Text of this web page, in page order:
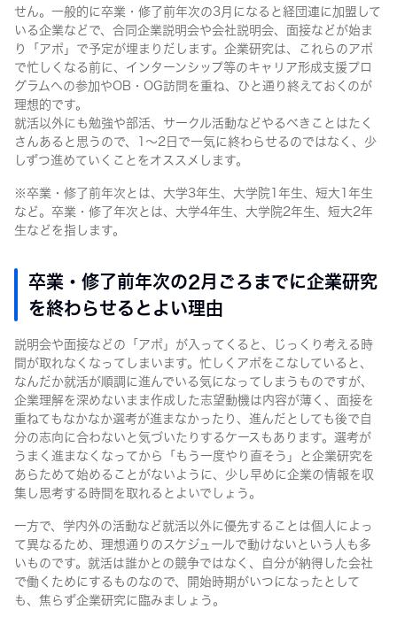
せん。一般的に卒業・修了前年次の3月になると経団連に加盟して
いる企業などで、合同企業説明会や会社説明会、面接などが始ま
り「アポ」で予定が埋まりだします。企業研究は、これらのアポ
で忙しくなる前に、インターンシップ等のキャリア形成支援プロ
グラムへの参加やOB・OG訪問を重ね、ひと通り終えておくのが
理想的です。
就活以外にも勉強や部活、サークル活動などやるべきことはたく
さんあると思うので、1〜2日で一気に終わらせるのではなく、少
しずつ進めていくことをオススメします。
※卒業・修了前年次とは、大学3年生、大学院1年生、短大1年生
など。卒業・修了年次とは、大学4年生、大学院2年生、短大2年
生などを指します。
卒業・修了前年次の2月ごろまでに企業研究
を終わらせるとよい理由
説明会や面接などの「アポ」が入ってくると、じっくり考える時
間が取れなくなってしまいます。忙しくアポをこなしていると、
なんだか就活が順調に進んでいる気になってしまうものですが、
企業理解を深めないまま作成した志望動機は内容が薄く、面接を
重ねてもなかなか選考が進まなかったり、進んだとしても後で自
分の志向に合わないと気づいたりするケースもあります。選考が
うまく進まなくなってから「もう一度やり直そう」と企業研究を
あらためて始めることがないように、少し早めに企業の情報を収
集し思考する時間を取れるとよいでしょう。
一方で、学内外の活動など就活以外に優先することは個人によっ
て異なるため、理想通りのスケジュールで動けないという人も多
いものです。就活は誰かとの競争ではなく、自分が納得した会社
で働くためにするものなので、開始時期がいつになったとして
も、焦らず企業研究に臨みましょう。